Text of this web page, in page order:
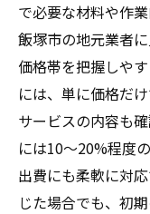
で必要な材料や作
飯塚市の地元業者
価格帯を把握しや
には、単に価格だ
サービスの内容も
には10〜20%程度
出費にも柔軟に対
じた場合でも、初